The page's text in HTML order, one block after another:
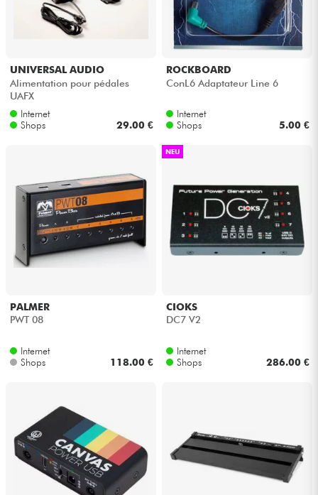
UNIVERSAL AUDIO
Alimentation pour pédales
UAFX
Internet
Shops
29.00 €
ROCKBOARD
ConL6 Adaptateur Line 6
Internet
Shops
5.00 €
PALMER
PWT 08
Internet
Shops
118.00 €
NEU
CIOKS
DC7 V2
Internet
Shops
286.00 €